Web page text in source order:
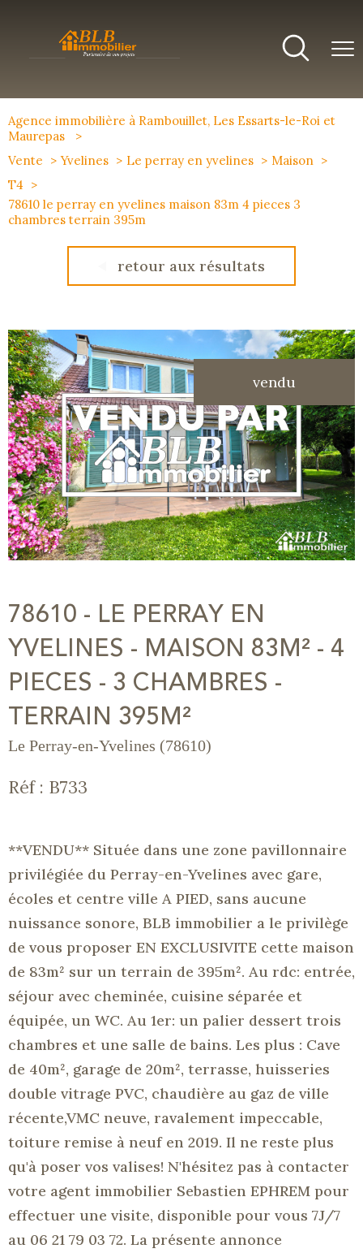
Agence immobilière à Rambouillet, Les Essarts-le-Roi et
Maurepas
Vente
Yvelines Le perray en yvelines
Maison
T4
78610 le perray en yvelines maison 83m 4 pieces 3
chambres terrain 395m
retour aux résultats
vendu
78610 - LE PERRAY EN
YVELINES - MAISON 83M² - 4
PIECES - 3 CHAMBRES -
TERRAIN 395M²
Le Perray-en-Yvelines (78610)
Réf : B733
**VENDU** Située dans une zone pavillonnaire
privilégiée du Perray-en-Yvelines avec gare,
écoles et centre ville A PIED, sans aucune
nuissance sonore, BLB immobilier a le privilège
de vous proposer EN EXCLUSIVITE cette maison
de 83m² sur un terrain de 395m². Au rdc: entrée,
séjour avec cheminée, cuisine séparée et
équipée, un WC. Au 1er: un palier dessert trois
chambres et une salle de bains. Les plus : Cave
de 40m², garage de 20m², terrasse, huisseries
double vitrage PVC, chaudière au gaz de ville
récente,VMC neuve, ravalement impeccable,
toiture remise à neuf en 2019. Il ne reste plus
qu'à poser vos valises! N'hésitez pas à contacter
votre agent immobilier Sebastien EPHREM pour
effectuer une visite, disponible pour vous 7J/7
au 06 21 79 03 72. La présente annonce